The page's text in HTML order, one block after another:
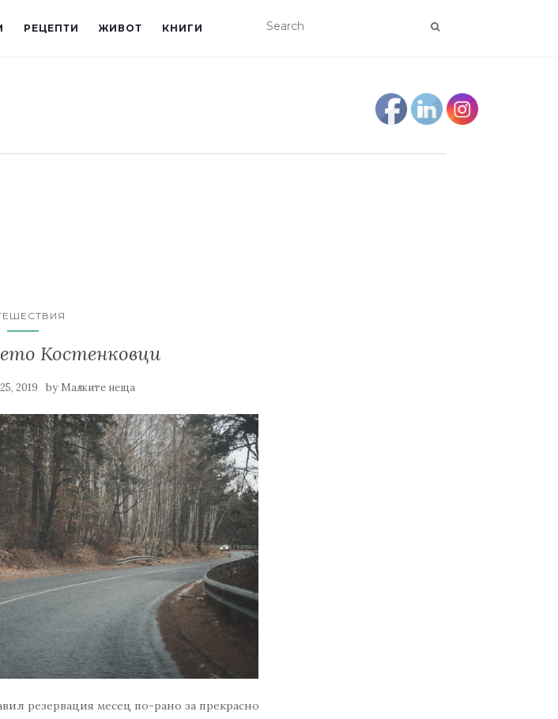
РЕЦЕПТИ ЖИВОТ КНИГИ
Костенковци
2019 by Малките неща
резервация месец по-рано за прекрасно